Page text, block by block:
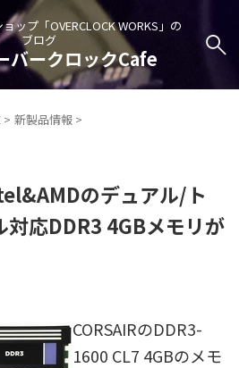
ップ「OVERCLOCK WORKS」の
ブログ
バークロックCafe
> 新製品情報 >
のデュアル/ト
対応DDR3 4GBメモリが
CORSAIRのDDR3-
1600 CL7 4GBのメモ